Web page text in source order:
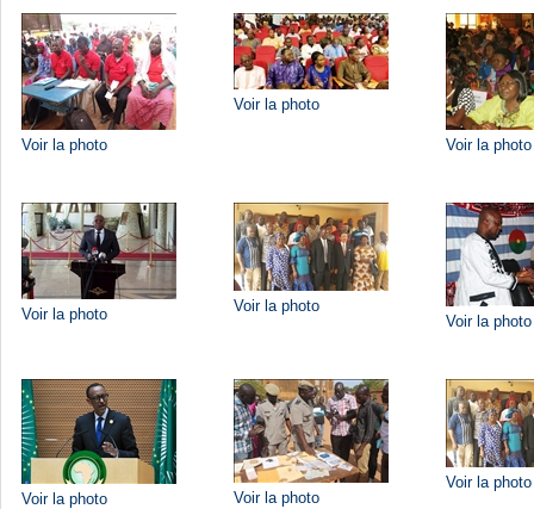
Voir la photo
Voir la photo
Voir la photo
Voir la photo
Voir la photo
Voir la photo
Voir la photo Voir la photo
Voir la photo